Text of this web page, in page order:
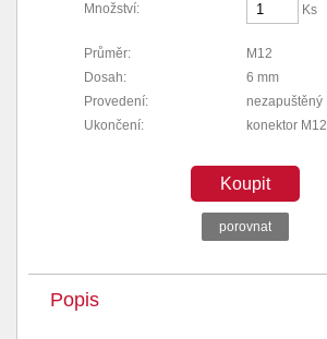
Množství: Ks
Průměr:
M12
Dosah:
6 mm
Provedení:
nezapuštěný
Ukončení:
konektor M12
Koupit
porovnat
Popis